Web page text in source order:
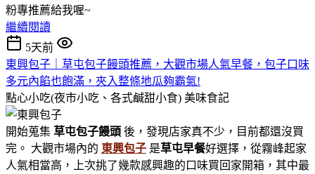
粉專推薦給我喔~
繼續閱讀
5天前
東興包子｜草屯包子饅頭推薦，大觀市場人氣早餐，包子口味
多元內餡也飽滿，夾入整條地瓜夠霸氣!
點心小吃(夜市小吃、各式鹹甜小食) 美味食記
開始蒐集 草屯包子饅頭 後，發現店家真不少，目前都還沒買
完。 大觀市場內的 東興包子 是草屯早餐好選擇，從霧峰起家
人氣相當高，上次挑了幾款感興趣的口味買回家開箱，其中最